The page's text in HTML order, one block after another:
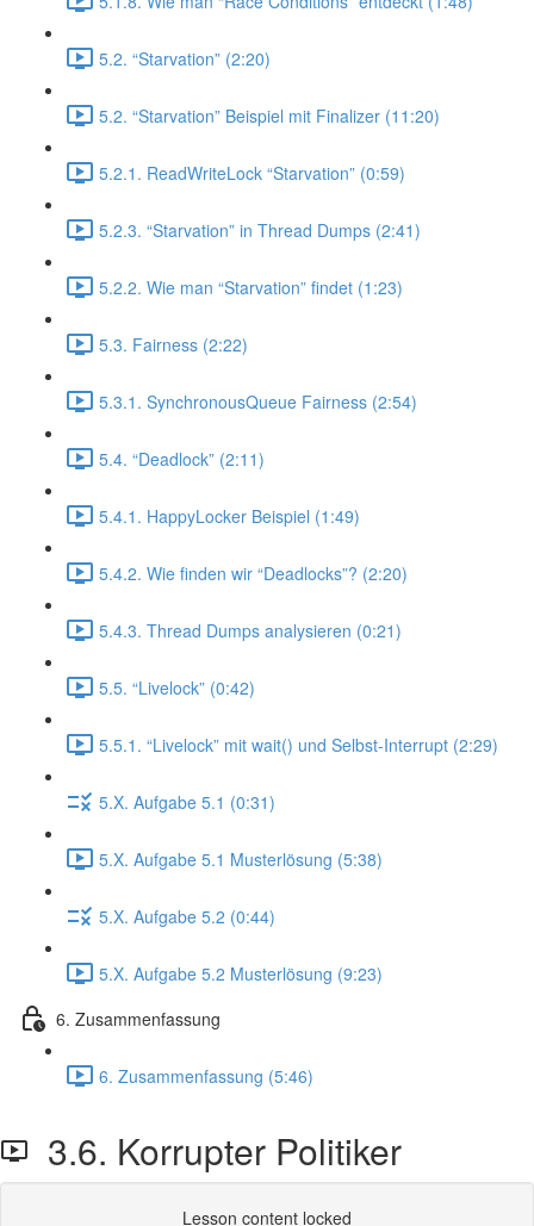
5.2. “Starvation” (2:20)
5.2. “Starvation” Beispiel mit Finalizer (11:20)
5.2.1. ReadWriteLock “Starvation” (0:59)
5.2.3. “Starvation” in Thread Dumps (2:41)
5.2.2. Wie man “Starvation” findet (1:23)
5.3. Fairness (2:22)
5.3.1. SynchronousQueue Fairness (2:54)
5.4. “Deadlock” (2:11)
5.4.1. HappyLocker Beispiel (1:49)
5.4.2. Wie finden wir “Deadlocks”? (2:20)
5.4.3. Thread Dumps analysieren (0:21)
5.5. “Livelock” (0:42)
5.5.1. “Livelock” mit wait() und Selbst-Interrupt (2:29)
5.X. Aufgabe 5.1 (0:31)
5.X. Aufgabe 5.1 Musterlösung (5:38)
5.X. Aufgabe 5.2 (0:44)
5.X. Aufgabe 5.2 Musterlösung (9:23)
6. Zusammenfassung
6. Zusammenfassung (5:46)
3.6. Korrupter Politiker
Lesson content locked